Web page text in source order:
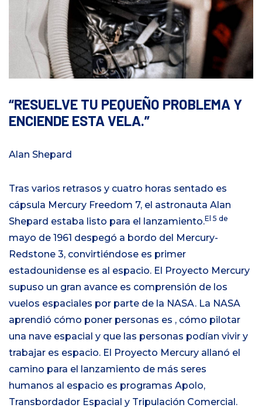
RESUELVE TU PEQUEÑO PROBLEMA Y
ENCIENDE ESTA VELA.
Alan Shepard
Tras varios retrasos y cuatro horas sentado es
cápsula Mercury Freedom 7, el astronauta Alan
Shepard estaba listo para el lanzamiento.El 5 de
mayo de 1961 despegó a bordo del Mercury-
Redstone 3, convirtiéndose es primer
estadounidense es al espacio. El Proyecto Mercury
supuso un gran avance es comprensión de los
vuelos espaciales por parte de la NASA. La NASA
aprendió cómo poner personas es , cómo pilotar
una nave espacial y que las personas podían vivir y
trabajar es espacio. El Proyecto Mercury allanó el
camino para el lanzamiento de más seres
humanos al espacio es programas Apolo,
Transbordador Espacial y Tripulación Comercial.